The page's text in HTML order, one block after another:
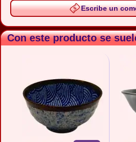
Escribe un
Con este producto se